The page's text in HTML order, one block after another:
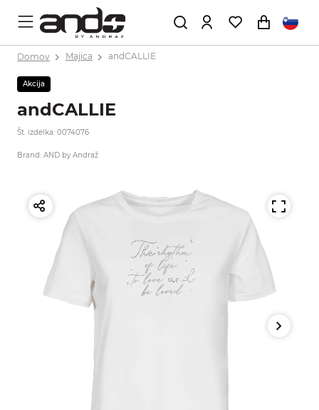
Domov Majica andCALLIE
Akcija
andCALLIE
Št. izdelka: 0074076
Brand: AND by Andraž